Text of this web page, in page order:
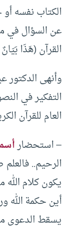
الكتاب نفسه
عن السؤال في
القرآن (هَذَا
وأنهى
التفكير في
العام للقرآن
– استحضار
الرحيم..
يكون كلام
أين حكمة الله
يسقط الدعوى